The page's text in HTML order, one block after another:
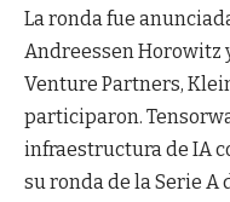
La ronda fue
Andreessen Horowitz
Venture Partners,
participaron.
infraestructura de IA
su ronda de la Serie A